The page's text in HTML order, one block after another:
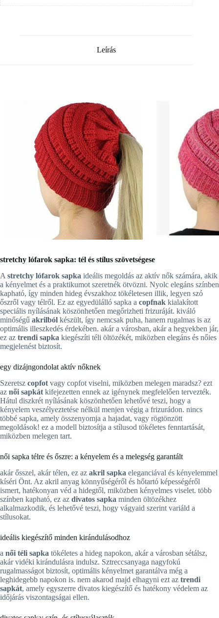
Leírás
stretchy lófarok sapka: tél és stílus szövetségese
A stretchy lófarok sapka ideális megoldás az aktív nők számára, akik
a kényelmet és a praktikumot szeretnék ötvözni. Nyolc elegáns színben
kapható, így minden hideg évszakhoz tökéletesen illik, legyen szó
őszről vagy télről. Ez az egyedülálló sapka a copfnak kialakított
speciális nyílásának köszönhetően megőrizheti frizuráját. kiváló
minőségű akrilból készült, így nemcsak puha, hanem rugalmas is az
optimális illeszkedés érdekében. akár a városban, akár a hegyekben jár,
ez az trendi sapka kiegészíti téli öltözékét, miközben elegáns és nőies
megjelenést biztosít.
egy dizájngondolat aktív nőknek
Szeretsz copfot vagy copfot viselni, miközben melegen maradsz? ezt
az női sapkát kifejezetten ennek az igénynek megfelelően tervezték.
Hátul diszkrét nyílásának köszönhetően lehetővé teszi, hogy a
kényelem veszélyeztetése nélkül menjen végig a frizurádon. nincs
többé sapka, amely összenyomja a hajadat, vagy rögtönzött
megoldások! ez a modell biztosítja a stílusod tökéletes fenntartását,
miközben melegen tart.
női sapka télre és őszre: a kényelem és a melegség garantált
akár ősszel, akár télen, ez az akril sapka eleganciával és kényelemmel
kíséri Önt. Az akril anyag könnyűségéről és hőtartó képességéről
ismert, hatékonyan véd a hidegtől, miközben kényelmes viselet. több
színben kapható, ez az divatos sapka minden öltözékhez
alkalmazkodik, és lehetővé teszi, hogy vágyaid szerint variáld a
stílusokat.
ideális kiegészítő minden kirándulásodhoz
a női téli sapka tökéletes a hideg napokon, akár a városban sétálsz,
akár vidéki kirándulásra indulsz. Sztreccsanyaga nagyfokú
rugalmasságot biztosít, optimális kényelmet garantálva még a
leghidegebb napokon is. nem akarod majd elhagyni ezt az trendi
sapkát, amely egyszerre divatos kiegészítő és hatékony védelem az
időjárás viszontagságai ellen.